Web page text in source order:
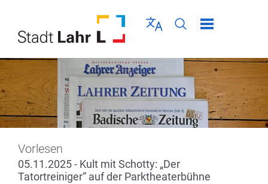
Sprache wählen
Seiten-Suche
Menü schließen
Vorlesen
05.11.2025 - Kult mit Schotty: „Der
Tatortreiniger“ auf der Parktheaterbühne